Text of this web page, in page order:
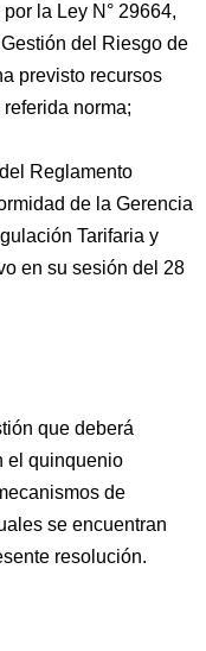
la Ley N° 29664,
del Riesgo de
previsto recursos
norma;
Reglamento
de la Gerencia
Tarifaria y
en su sesión del 28
que deberá
el quinquenio
de
se encuentran
resolución.